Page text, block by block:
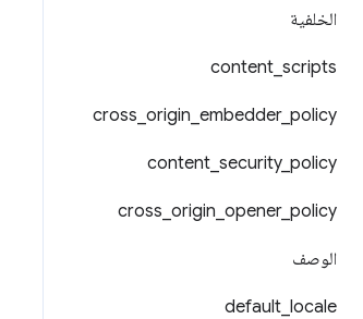
الخلفية
content scripts
cross origin embedder_ policy
content security_ policy
cross origin opener_ policy
الوصف
default locale